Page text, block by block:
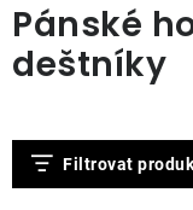
Stoly
Pánské
deštníky
Filtrovat
V
ý